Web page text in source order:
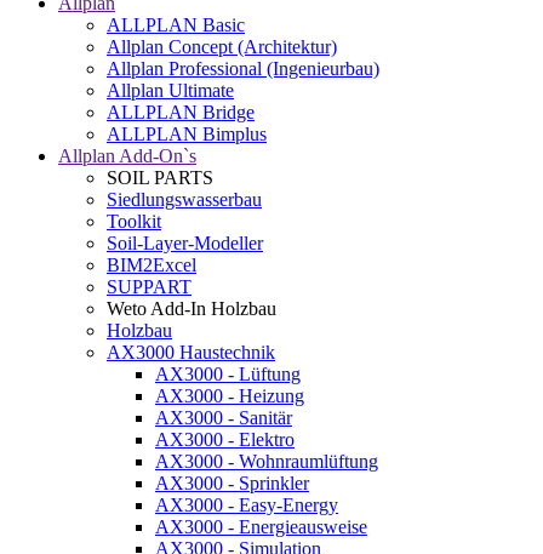
ALLPLAN Basic
Allplan Concept (Architektur)
Allplan Professional (Ingenieurbau)
Allplan Ultimate
ALLPLAN Bridge
ALLPLAN Bimplus
Allplan Add-On`s
SOIL PARTS
Siedlungswasserbau
Toolkit
Soil-Layer-Modeller
BIM2Excel
SUPPART
Weto Add-In Holzbau
Holzbau
AX3000 Haustechnik
AX3000 - Lüftung
AX3000 - Heizung
AX3000 - Sanitär
AX3000 - Elektro
AX3000 - Wohnraumlüftung
AX3000 - Sprinkler
AX3000 - Easy-Energy
AX3000 - Energieausweise
AX3000 - Simulation